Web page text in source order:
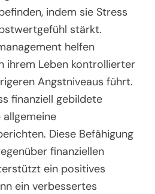
indem sie Stress
stärkt.
helfen
ihrem Leben kontrollierter
Angstniveaus führt.
finanziell gebildete
allgemeine
Diese Befähigung
finanziellen
ein positives
ein verbessertes